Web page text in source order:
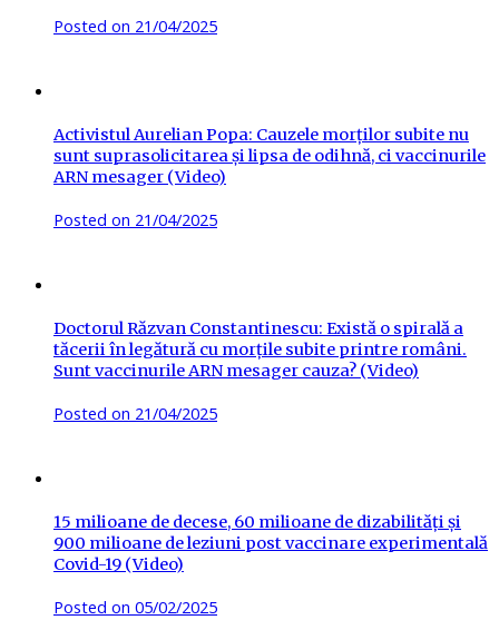
Posted on 21/04/2025
Activistul Aurelian Popa: Cauzele morților subite nu
sunt suprasolicitarea și lipsa de odihnă, ci vaccinurile
ARN mesager (Video)
Posted on 21/04/2025
Doctorul Răzvan Constantinescu: Există o spirală a
tăcerii în legătură cu morțile subite printre români.
Sunt vaccinurile ARN mesager cauza? (Video)
Posted on 21/04/2025
15 milioane de decese, 60 milioane de dizabilități și
900 milioane de leziuni post vaccinare experimentală
Covid-19 (Video)
Posted on 05/02/2025